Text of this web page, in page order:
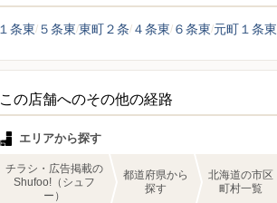
１条東 ５条東 東町２条 ４条東 ６条東 元町１条東
この店舗へのその他の経路
エリアから探す
チラシ・広告掲載の
Shufoo!（シュフ
ー）
都道府県から
探す
北海道の市区
町村一覧